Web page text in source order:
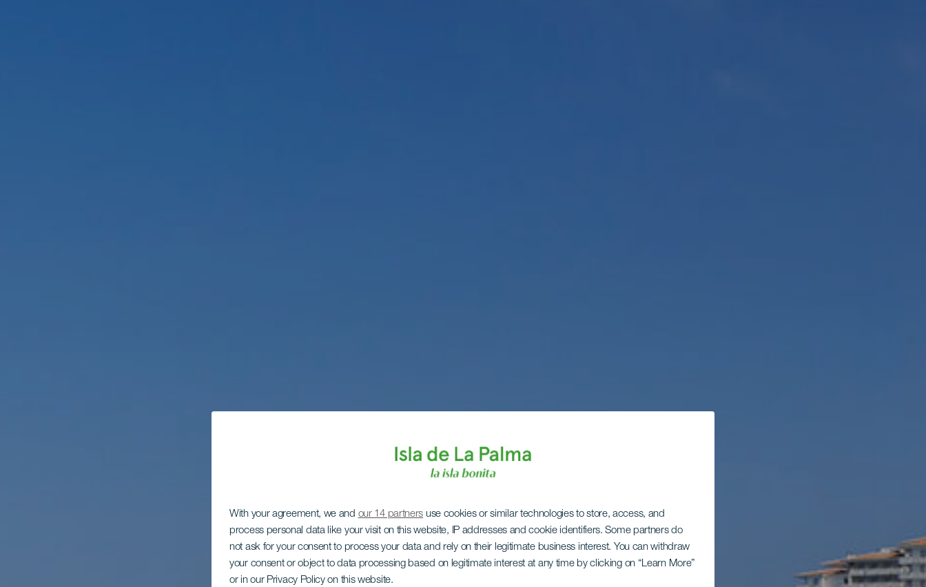
With your agreement, we and our 14 partners use cookies or similar technologies to store, access, and
process personal data like your visit on this website, IP addresses and cookie identifiers. Some partners do
not ask for your consent to process your data and rely on their legitimate business interest. You can withdraw
your consent or object to data processing based on legitimate interest at any time by clicking on “Learn More”
or in our Privacy Policy on this website.